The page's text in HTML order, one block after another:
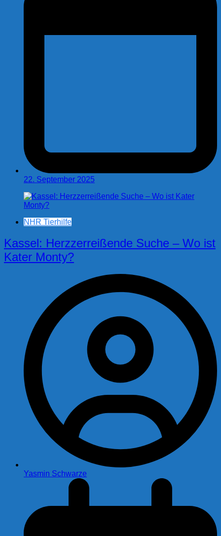
22. September 2025
NHR Tierhilfe
Kassel: Herzzerreißende Suche – Wo ist
Kater Monty?
Yasmin Schwarze